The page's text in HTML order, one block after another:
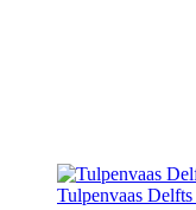
Tulpenvaas